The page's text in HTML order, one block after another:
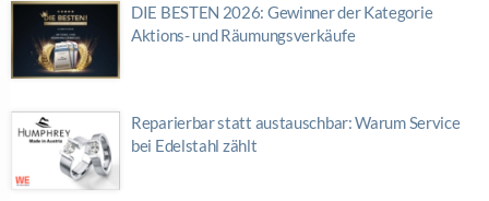
DIE BESTEN 2026: Gewinner der Kategorie
Aktions- und Räumungsverkäufe
Reparierbar statt austauschbar: Warum Service
bei Edelstahl zählt